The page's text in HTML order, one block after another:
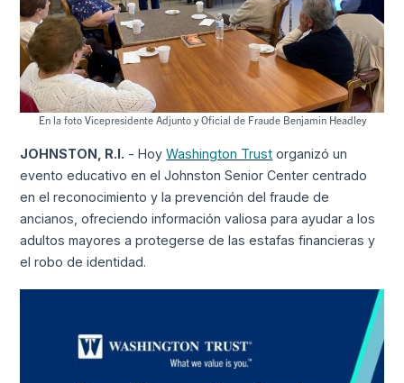
En la foto Vicepresidente Adjunto y Oficial de Fraude Benjamin Headley
JOHNSTON, R.I. - HoyWashington Trust organizó un
evento educativo en el Johnston Senior Center centrado
en el reconocimiento y la prevención del fraude de
ancianos, ofreciendo información valiosa para ayudar a los
adultos mayores a protegerse de las estafas financieras y
el robo de identidad.